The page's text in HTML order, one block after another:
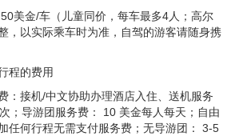
美金/车（儿童同价，每车最多4人；高尔
，以实际乘车时为准，自驾的游客请随身携
程的费用
：接机/中文协助办理酒店入住、送机服务
；导游团服务费： 10 美金每人每天；自由
任何行程无需支付服务费；无导游团： 3-5